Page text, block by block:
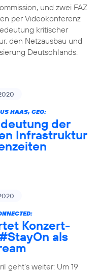
und zwei FAZ
per Videokonferenz
kritischer
den Netzausbau und
Deutschlands.
HAAS, CEO:
der
Infrastruktur
:
Konzert-
als
geht’s weiter: Um 19